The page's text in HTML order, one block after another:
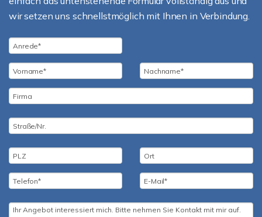
wir setzen uns schnellstmöglich mit Ihnen in Verbindung.